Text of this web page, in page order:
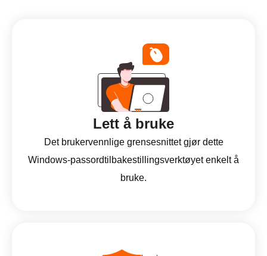
Lett å bruke
Det brukervennlige grensesnittet gjør dette
Windows-passordtilbakestillingsverktøyet enkelt å
bruke.